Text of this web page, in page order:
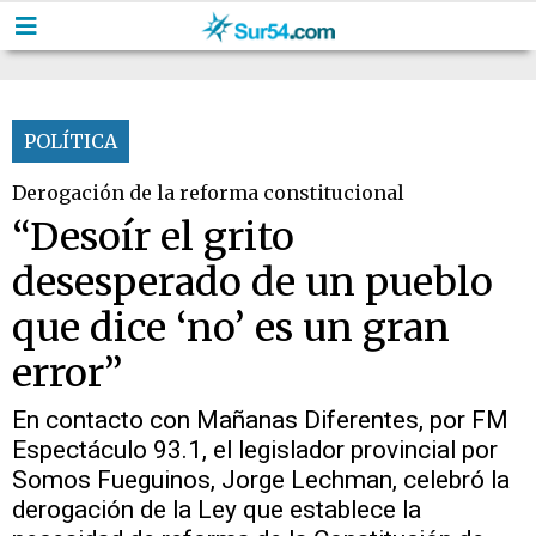
POLÍTICA
Derogación de la reforma constitucional
“Desoír el grito
desesperado de un pueblo
que dice ‘no’ es un gran
error”
En contacto con Mañanas Diferentes, por FM
Espectáculo 93.1, el legislador provincial por
Somos Fueguinos, Jorge Lechman, celebró la
derogación de la Ley que establece la